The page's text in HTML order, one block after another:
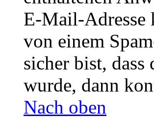
E-Mail-Adresse
von einem
sicher bist,
wurde, dann
Nach oben